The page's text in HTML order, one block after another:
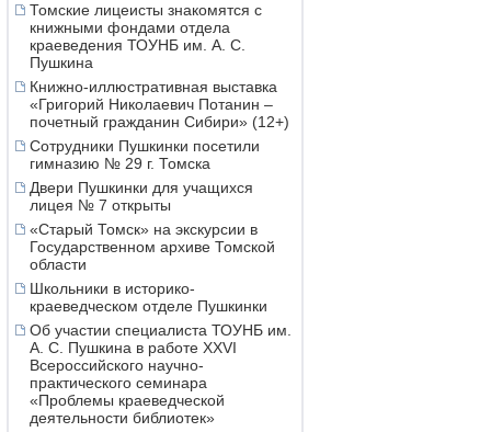
Томские лицеисты знакомятся с
книжными фондами отдела
краеведения ТОУНБ им. А. С.
Пушкина
Книжно-иллюстративная выставка
«Григорий Николаевич Потанин –
почетный гражданин Сибири» (12+)
Сотрудники Пушкинки посетили
гимназию № 29 г. Томска
Двери Пушкинки для учащихся
лицея № 7 открыты
«Старый Томск» на экскурсии в
Государственном архиве Томской
области
Школьники в историко-
краеведческом отделе Пушкинки
Об участии специалиста ТОУНБ им.
А. С. Пушкина в работе XXVI
Всероссийского научно-
практического семинара
«Проблемы краеведческой
деятельности библиотек»